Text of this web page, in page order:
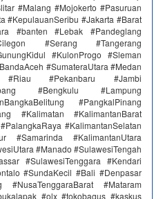
#Malang #Mojokerto #Pasuruan
#KepulauanSeribu #Jakarta #Barat
#banten #Lebak #Pandeglang
#Serang #Tangerang
#KulonProgo #Sleman
#SumateraUtara #Medan
#Riau #Pekanbaru #Jambi
#Bengkulu #Lampung
#PangkalPinang
#Kalimatan #KalimantanBarat
#KalimantanSelatan
#Samarinda #KalimantanUtara
#Manado #SulawesiTengah
#SulawesiTenggara #Kendari
#SundaKecil #Bali #Denpasar
#NusaTenggaraBarat #Mataram
#olx #tokobagus #kaskus